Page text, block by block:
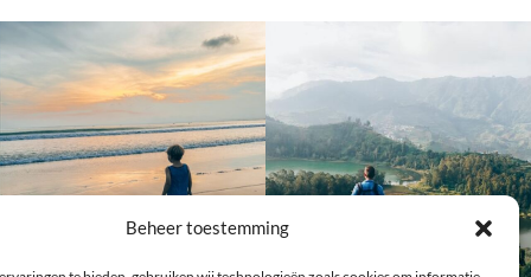
Beheer toestemming